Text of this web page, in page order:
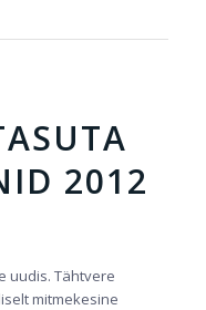
2012
uudis. Tähtvere
mitmekesine